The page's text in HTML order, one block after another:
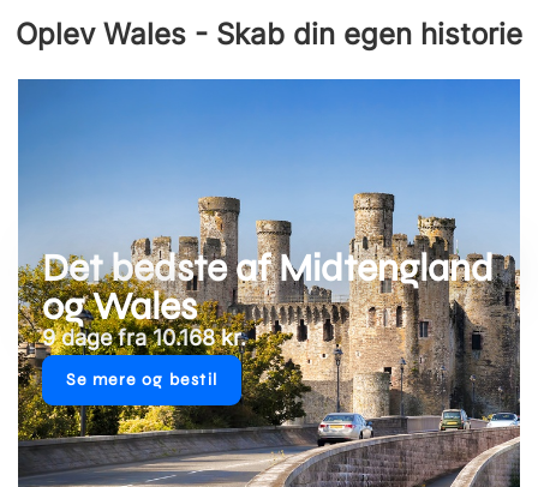
Oplev Wales - Skab din egen historie
Det bedste af Midtengland
og Wales
9 dage fra 10.168 kr.
Se mere og bestil